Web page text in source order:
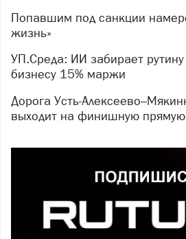
Попавшим под санкции намерены «облегчить
жизнь»
УП.Среда: ИИ забирает рутину — и добавляет
бизнесу 15% маржи
Дорога Усть-Алексеево–Мякинницыно: ремонт
выходит на финишную прямую